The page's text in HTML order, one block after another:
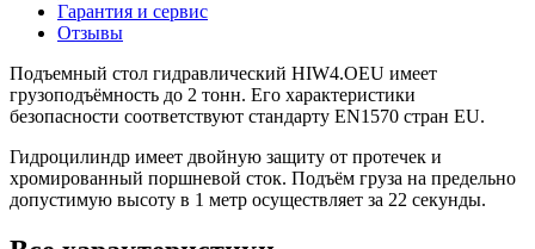
Гарантия и сервис
Отзывы
Подъемный стол гидравлический HIW4.OEU имеет
грузоподъёмность до 2 тонн. Его характеристики
безопасности соответствуют стандарту EN1570 стран EU.
Гидроцилиндр имеет двойную защиту от протечек и
хромированный поршневой сток. Подъём груза на предельно
допустимую высоту в 1 метр осуществляет за 22 секунды.